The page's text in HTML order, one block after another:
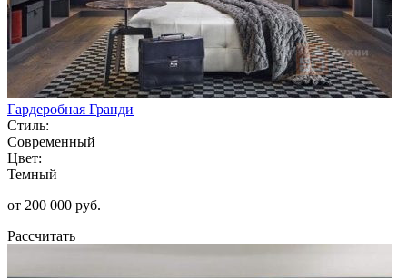
Гардеробная Гранди
Стиль:
Современный
Цвет:
Темный
от 200 000 руб.
Рассчитать